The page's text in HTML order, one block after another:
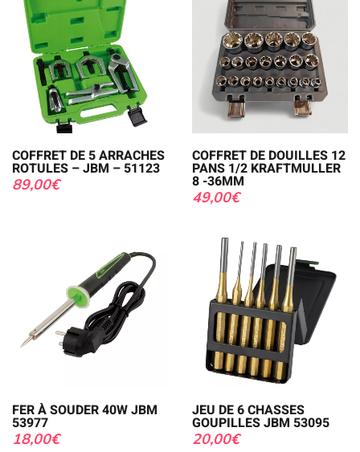
COFFRET DE 5 ARRACHES
ROTULES – JBM – 51123
89,00€
COFFRET DE DOUILLES 12
PANS 1/2 KRAFTMULLER
8 -36MM
49,00€
FER À SOUDER 40W JBM
53977
18,00€
JEU DE 6 CHASSES
GOUPILLES JBM 53095
20,00€